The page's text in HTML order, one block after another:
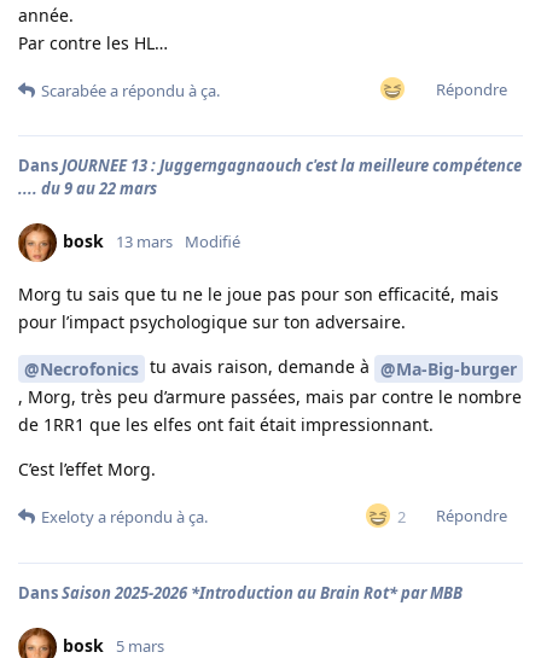
année.
Par contre les HL…
Répondre
Scarabéea répondu à ça.
DansJOURNEE 13 : Juggerngagnaouch c'est la meilleure compétence
.... du 9 au 22 mars
bosk 13 mars Modifié
Morg tu sais que tu ne le joue pas pour son efficacité, mais
pour l’impact psychologique sur ton adversaire.
@Necrofonics tu avais raison, demande à @Ma-Big-burger
, Morg, très peu d’armure passées, mais par contre le nombre
de 1RR1 que les elfes ont fait était impressionnant.
C’est l’effet Morg.
2 Répondre
Exelotya répondu à ça.
DansSaison 2025-2026 *Introduction au Brain Rot* par MBB
bosk 5 mars